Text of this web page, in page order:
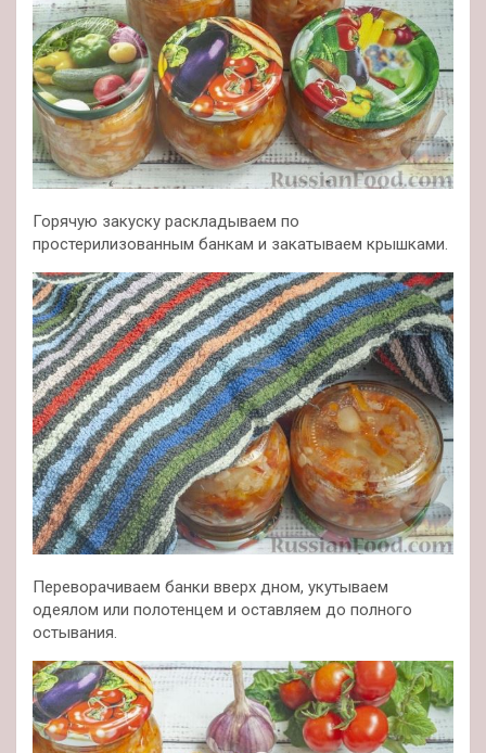
Горячую закуску раскладываем по
простерилизованным банкам и закатываем крышками.
Переворачиваем банки вверх дном, укутываем
одеялом или полотенцем и оставляем до полного
остывания.